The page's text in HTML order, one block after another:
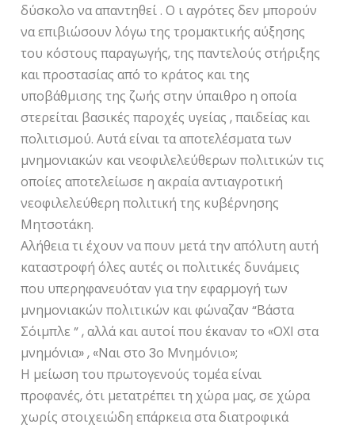
δύσκολο να απαντηθεί . Ο ι αγρότες δεν μπορούν
να επιβιώσουν λόγω της τρομακτικής αύξησης
του κόστους παραγωγής, της παντελούς στήριξης
και προστασίας από το κράτος και της
υποβάθμισης της ζωής στην ύπαιθρο η οποία
στερείται βασικές παροχές υγείας , παιδείας και
πολιτισμού. Αυτά είναι τα αποτελέσματα των
μνημονιακών και νεοφιλελεύθερων πολιτικών τις
οποίες αποτελείωσε η ακραία αντιαγροτική
νεοφιλελεύθερη πολιτική της κυβέρνησης
Μητσοτάκη.
Αλήθεια τι έχουν να πουν μετά την απόλυτη αυτή
καταστροφή όλες αυτές οι πολιτικές δυνάμεις
που υπερηφανευόταν για την εφαρμογή των
μνημονιακών πολιτικών και φώναζαν “Βάστα
Σόιμπλε ” , αλλά και αυτοί που έκαναν το «ΟΧΙ στα
μνημόνια» , «Ναι στο 3ο Μνημόνιο»;
Η μείωση του πρωτογενούς τομέα είναι
προφανές, ότι μετατρέπει τη χώρα μας, σε χώρα
χωρίς στοιχειώδη επάρκεια στα διατροφικά